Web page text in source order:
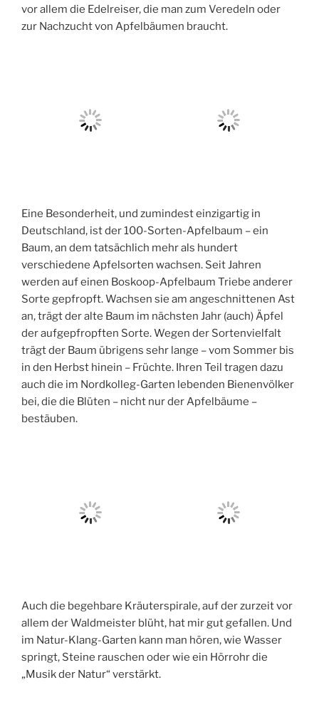
vor allem die Edelreiser, die man zum Veredeln oder
zur Nachzucht von Apfelbäumen braucht.
Eine Besonderheit, und zumindest einzigartig in
Deutschland, ist der 100-Sorten-Apfelbaum – ein
Baum, an dem tatsächlich mehr als hundert
verschiedene Apfelsorten wachsen. Seit Jahren
werden auf einen Boskoop-Apfelbaum Triebe anderer
Sorte gepfropft. Wachsen sie am angeschnittenen Ast
an, trägt der alte Baum im nächsten Jahr (auch) Äpfel
der aufgepfropften Sorte. Wegen der Sortenvielfalt
trägt der Baum übrigens sehr lange – vom Sommer bis
in den Herbst hinein – Früchte. Ihren Teil tragen dazu
auch die im Nordkolleg-Garten lebenden Bienenvölker
bei, die die Blüten – nicht nur der Apfelbäume –
bestäuben.
Auch die begehbare Kräuterspirale, auf der zurzeit vor
allem der Waldmeister blüht, hat mir gut gefallen. Und
im Natur-Klang-Garten kann man hören, wie Wasser
springt, Steine rauschen oder wie ein Hörrohr die
„Musik der Natur“ verstärkt.